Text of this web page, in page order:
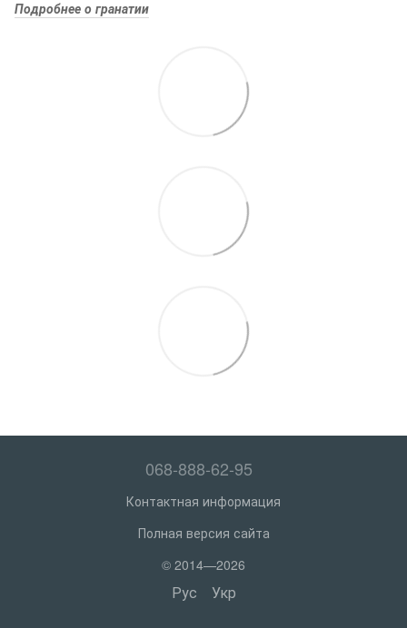
Подробнее о гранатии
068-888-62-95
Контактная информация
Полная версия сайта
© 2014—2026
Рус Укр